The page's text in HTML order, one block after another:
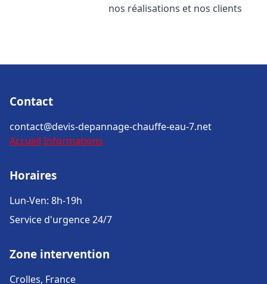
nos réalisations et nos clients
Contact
contact@devis-depannage-chauffe-eau-7.net
Accueil Informations
Horaires
Lun-Ven: 8h-19h
Service d'urgence 24/7
Zone intervention
Crolles, France